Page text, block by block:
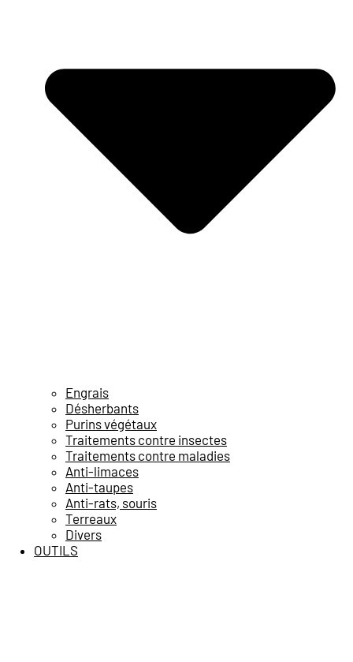
Engrais
Désherbants
Purins végétaux
Traitements contre insectes
Traitements contre maladies
Anti-limaces
Anti-taupes
Anti-rats, souris
Terreaux
Divers
OUTILS